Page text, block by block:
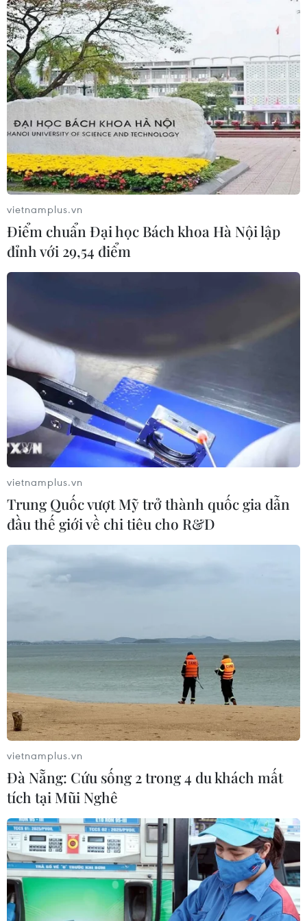
vietnamplus.vn
Điểm chuẩn Đại học Bách khoa Hà Nội lập
đỉnh với 29,54 điểm
vietnamplus.vn
Trung Quốc vượt Mỹ trở thành quốc gia dẫn
đầu thế giới về chi tiêu cho R&D
vietnamplus.vn
Đà Nẵng: Cứu sống 2 trong 4 du khách mất
tích tại Mũi Nghê